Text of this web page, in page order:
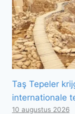
Taş Tepeler
internationale
10 augustus 2026